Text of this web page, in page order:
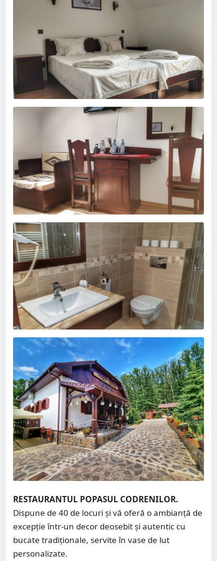
RESTAURANTUL POPASUL CODRENILOR.
Dispune de 40 de locuri și vă oferă o ambianță de
excepție într-un decor deosebit și autentic cu
bucate tradiționale, servite în vase de lut
personalizate.